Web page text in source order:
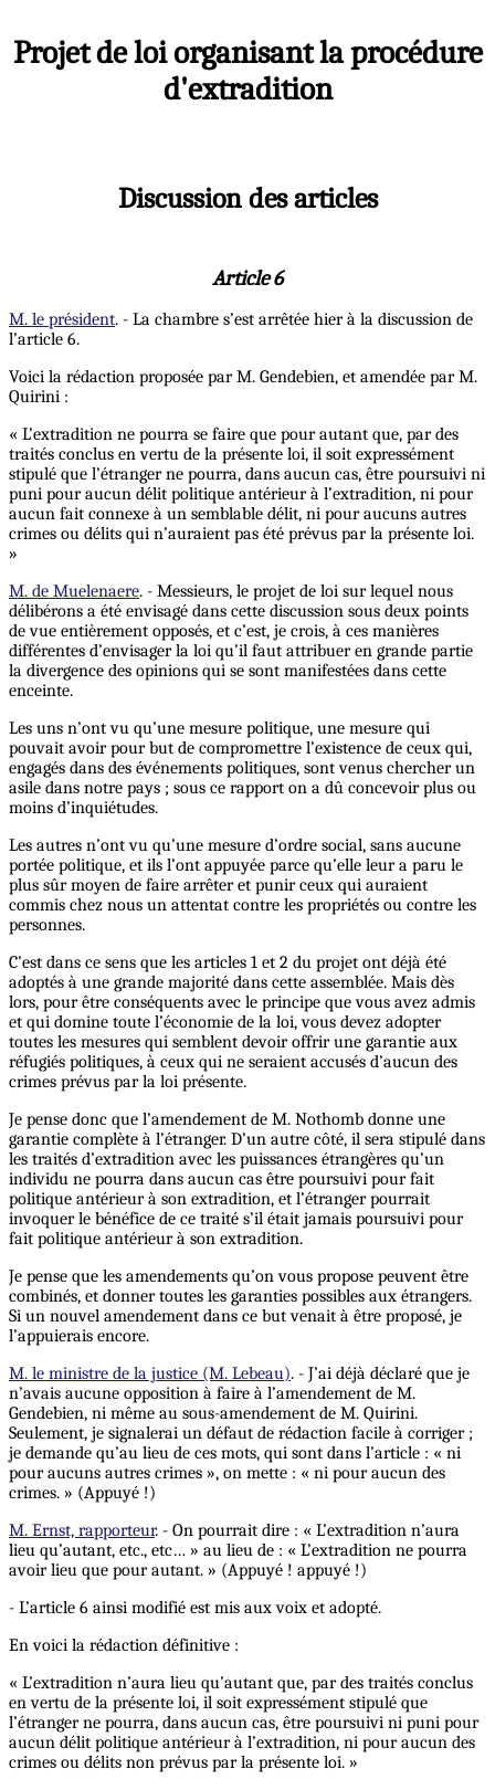
Projet de loi organisant la procédure
d'extradition
Discussion des articles
Article 6
M. le président. - La chambre s’est arrêtée hier à la discussion de
l’article 6.
Voici la rédaction proposée par M. Gendebien, et amendée par M.
Quirini :
« L’extradition ne pourra se faire que pour autant que, par des
traités conclus en vertu de la présente loi, il soit expressément
stipulé que l’étranger ne pourra, dans aucun cas, être poursuivi ni
puni pour aucun délit politique antérieur à l’extradition, ni pour
aucun fait connexe à un semblable délit, ni pour aucuns autres
crimes ou délits qui n’auraient pas été prévus par la présente loi.
»
M. de Muelenaere. - Messieurs, le projet de loi sur lequel nous
délibérons a été envisagé dans cette discussion sous deux points
de vue entièrement opposés, et c’est, je crois, à ces manières
différentes d’envisager la loi qu’il faut attribuer en grande partie
la divergence des opinions qui se sont manifestées dans cette
enceinte.
Les uns n’ont vu qu’une mesure politique, une mesure qui
pouvait avoir pour but de compromettre l’existence de ceux qui,
engagés dans des événements politiques, sont venus chercher un
asile dans notre pays ; sous ce rapport on a dû concevoir plus ou
moins d’inquiétudes.
Les autres n’ont vu qu’une mesure d’ordre social, sans aucune
portée politique, et ils l’ont appuyée parce qu’elle leur a paru le
plus sûr moyen de faire arrêter et punir ceux qui auraient
commis chez nous un attentat contre les propriétés ou contre les
personnes.
C’est dans ce sens que les articles 1 et 2 du projet ont déjà été
adoptés à une grande majorité dans cette assemblée. Mais dès
lors, pour être conséquents avec le principe que vous avez admis
et qui domine toute l’économie de la loi, vous devez adopter
toutes les mesures qui semblent devoir offrir une garantie aux
réfugiés politiques, à ceux qui ne seraient accusés d’aucun des
crimes prévus par la loi présente.
Je pense donc que l’amendement de M. Nothomb donne une
garantie complète à l’étranger. D’un autre côté, il sera stipulé dans
les traités d’extradition avec les puissances étrangères qu’un
individu ne pourra dans aucun cas être poursuivi pour fait
politique antérieur à son extradition, et l’étranger pourrait
invoquer le bénéfice de ce traité s’il était jamais poursuivi pour
fait politique antérieur à son extradition.
Je pense que les amendements qu’on vous propose peuvent être
combinés, et donner toutes les garanties possibles aux étrangers.
Si un nouvel amendement dans ce but venait à être proposé, je
l’appuierais encore.
M. le ministre de la justice (M. Lebeau). - J’ai déjà déclaré que je
n’avais aucune opposition à faire à l’amendement de M.
Gendebien, ni même au sous-amendement de M. Quirini.
Seulement, je signalerai un défaut de rédaction facile à corriger ;
je demande qu’au lieu de ces mots, qui sont dans l’article : « ni
pour aucuns autres crimes », on mette : « ni pour aucun des
crimes. » (Appuyé !)
M. Ernst, rapporteur. - On pourrait dire : « L’extradition n’aura
lieu qu’autant, etc., etc… » au lieu de : « L’extradition ne pourra
avoir lieu que pour autant. » (Appuyé ! appuyé !)
- L’article 6 ainsi modifié est mis aux voix et adopté.
En voici la rédaction définitive :
« L’extradition n’aura lieu qu’autant que, par des traités conclus
en vertu de la présente loi, il soit expressément stipulé que
l’étranger ne pourra, dans aucun cas, être poursuivi ni puni pour
aucun délit politique antérieur à l’extradition, ni pour aucun des
crimes ou délits non prévus par la présente loi. »